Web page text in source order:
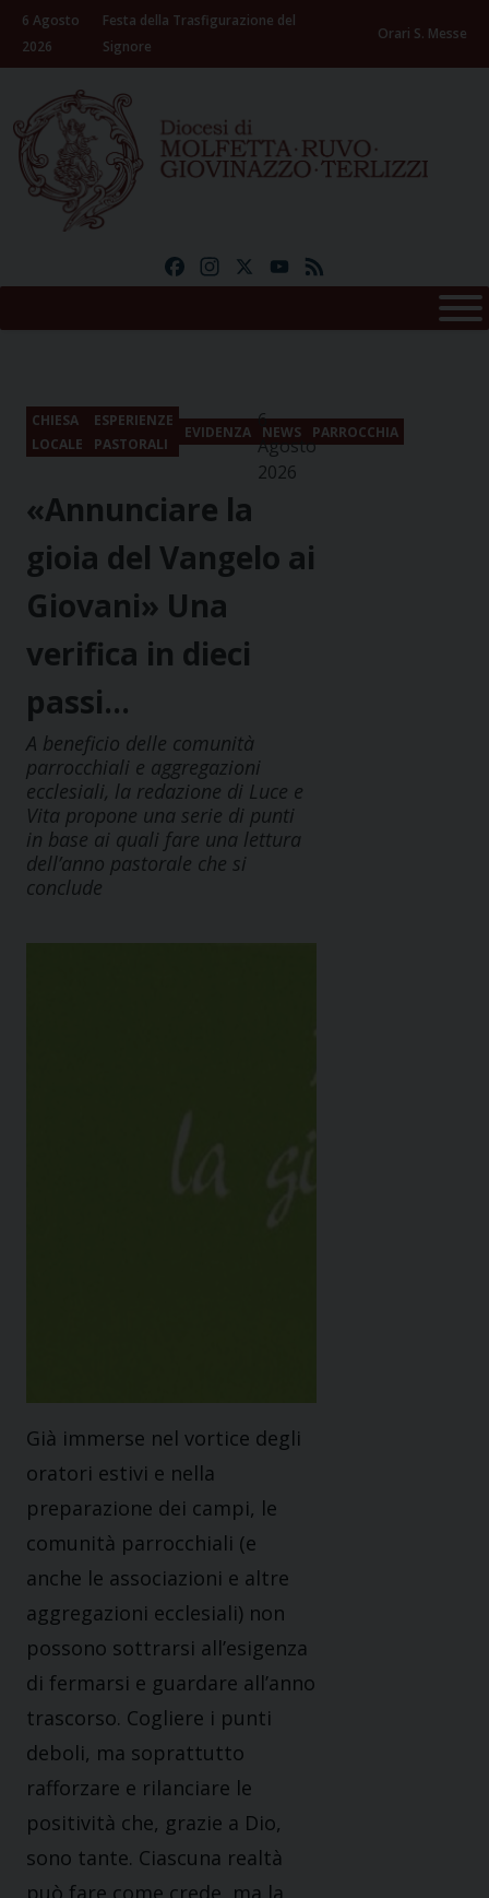
Skip
content
6 Agosto
2026
Festa della Trasfigurazione del
Signore
Orari S. Messe
FacebookInstagramYouTube
CHIESA
LOCALE
ESPERIENZE
PASTORALI
EVIDENZA NEWS PARROCCHIA
6
Agosto
2026
«Annunciare la
gioia del Vangelo ai
Giovani» Una
verifica in dieci
passi…
A beneficio delle comunità
parrocchiali e aggregazioni
ecclesiali, la redazione di Luce e
Vita propone una serie di punti
in base ai quali fare una lettura
dell’anno pastorale che si
conclude
Già immerse nel vortice degli
oratori estivi e nella
preparazione dei campi, le
comunità parrocchiali (e
anche le associazioni e altre
aggregazioni ecclesiali) non
possono sottrarsi all’esigenza
di fermarsi e guardare all’anno
trascorso. Cogliere i punti
deboli, ma soprattutto
rafforzare e rilanciare le
positività che, grazie a Dio,
sono tante. Ciascuna realtà
può fare come crede, ma la